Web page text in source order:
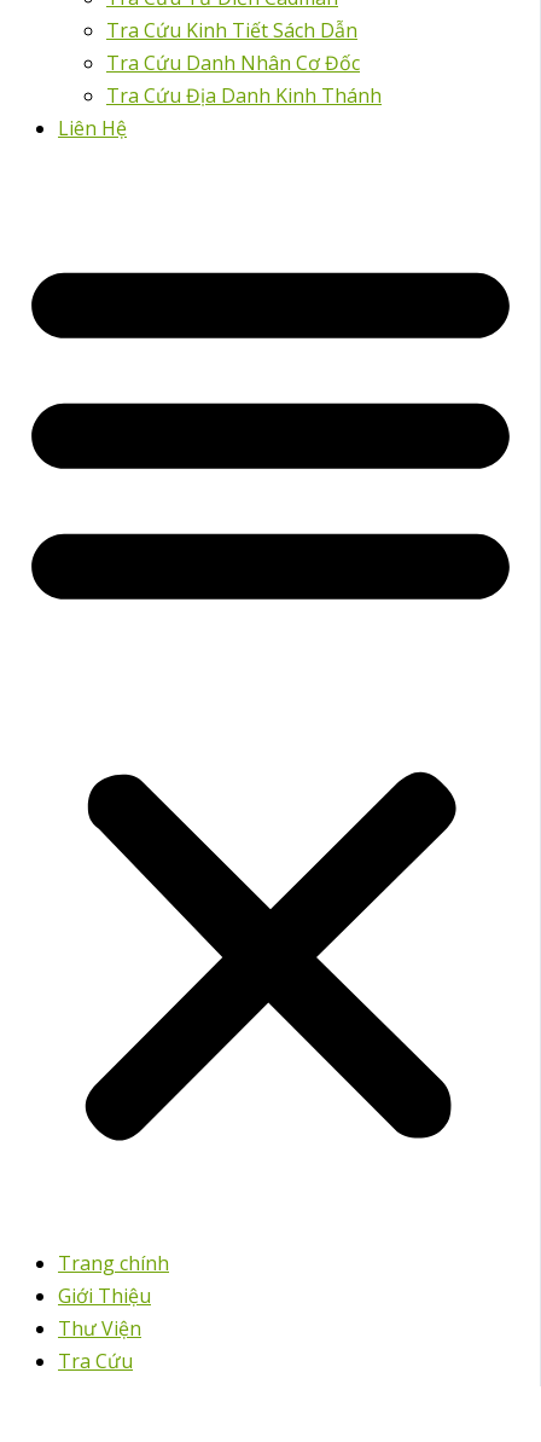
Tra Cứu Kinh Tiết Sách Dẫn
Tra Cứu Danh Nhân Cơ Đốc
Tra Cứu Địa Danh Kinh Thánh
Liên Hệ
Trang chính
Giới Thiệu
Thư Viện
Tra Cứu